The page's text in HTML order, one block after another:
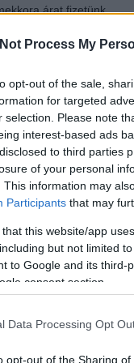
Process My
opt-out of the sale,
for targeted
selection. Please note
interest-based ads
to third parties
of your personal
This information may
Participants that may
that this website/app
but not limited
to Google and its
consent section.
Data Processing Opt
opt-out of the Sharing of
árat fizetünk…
Tetszik 0
penin castel ferrini
Bordeaux
a Greenpeace
borágazat lesz? Bor és
97 pontos juhfark